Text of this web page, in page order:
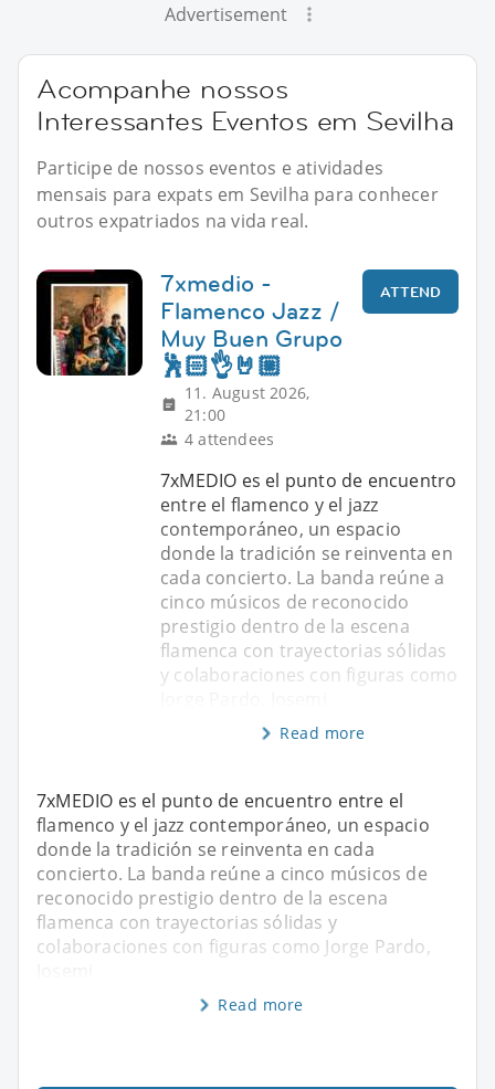
Advertisement
Acompanhe nossos
Interessantes Eventos em Sevilha
Participe de nossos eventos e atividades
mensais para expats em Sevilha para conhecer
outros expatriados na vida real.
7xmedio -
Flamenco Jazz /
Muy Buen Grupo
🕺🏻👌🤘🏼
11. August 2026,
21:00
4 attendees
ATTEND
7xMEDIO es el punto de encuentro
entre el flamenco y el jazz
contemporáneo, un espacio
donde la tradición se reinventa en
cada concierto. La banda reúne a
cinco músicos de reconocido
prestigio dentro de la escena
flamenca con trayectorias sólidas
y colaboraciones con figuras como
Read more
7xMEDIO es el punto de encuentro entre el
flamenco y el jazz contemporáneo, un espacio
donde la tradición se reinventa en cada
concierto. La banda reúne a cinco músicos de
reconocido prestigio dentro de la escena
flamenca con trayectorias sólidas y
colaboraciones con figuras como Jorge Pardo,
Read more